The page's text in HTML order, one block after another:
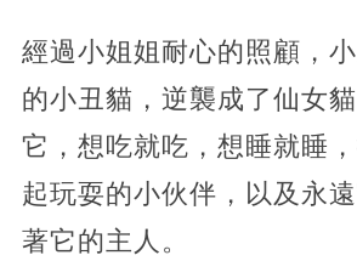
經過小姐姐耐心的照顧，
的小丑貓，逆襲成了仙女
它，想吃就吃，想睡就睡
起玩耍的小伙伴，以及永
著它的主人。